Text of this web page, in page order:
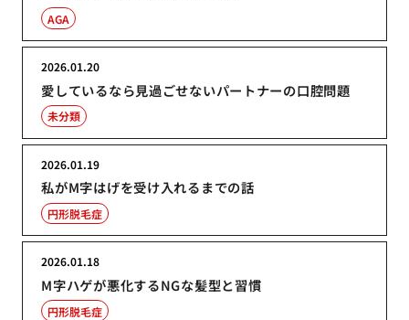
AGA
愛しているなら見過ごせないパートナーの口腔問題
2026.01.20
未分類
私がM字はげを受け入れるまでの話
2026.01.19
円形脱毛症
M字ハゲが悪化するNGな髪型と習慣
2026.01.18
円形脱毛症